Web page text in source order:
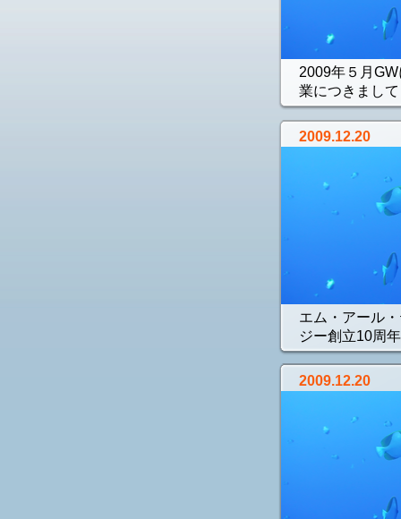
2009年５月
業につきまして
2009.12.20
エム・アール
ジー創立10周
2009.12.20